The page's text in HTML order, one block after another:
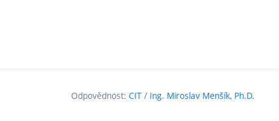
Odpovědnost: CIT / Ing. Miroslav Menšík, Ph.D.